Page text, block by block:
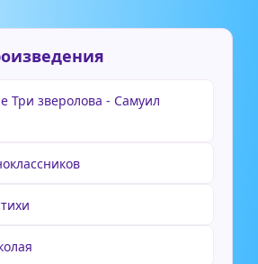
Три зверолова - Самуил